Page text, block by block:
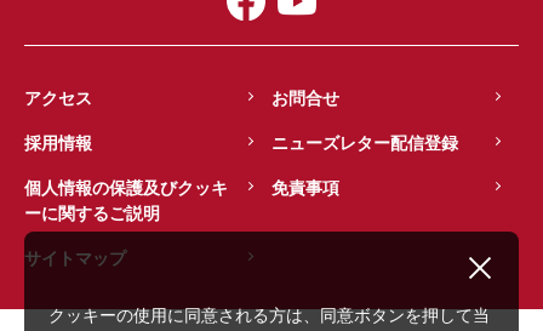
アクセス
お問合せ
採用情報
ニューズレター配信登録
個人情報の保護及びクッキ
ーに関するご説明
免責事項
サイトマップ
クッキーの使用に同意される方は、同意ボタンを押して当